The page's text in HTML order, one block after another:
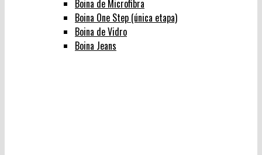
Boina de Microfibra
Boina One Step (única etapa)
Boina de Vidro
Boina Jeans